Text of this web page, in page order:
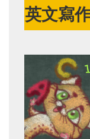
英文寫